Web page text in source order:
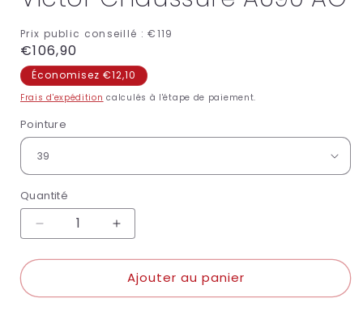
Prix public conseillé : €119
Prix
habituel
€106,90
Économisez €12,10
Frais d'expédition calculés à l'étape de paiement.
Pointure
Quantité
Réduire
quantité
Victor
Augmenter
quantité
de
Victor
Ajouter au panier